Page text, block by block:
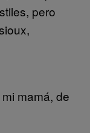
pero
mamá, de